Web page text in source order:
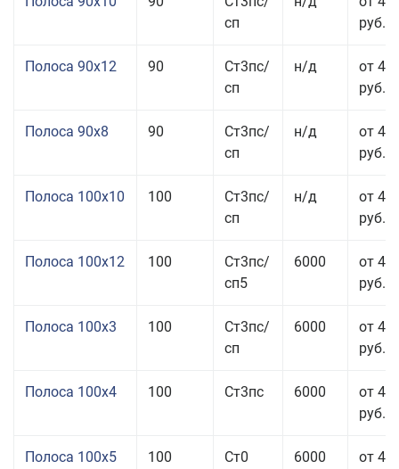
сп
руб.
Полоса 90x12 90
Ст3пс/
сп
н/д
от 42
руб.
Полоса 90x8 90
Ст3пс/
сп
н/д
от 42
руб.
Полоса 100x10 100
Ст3пс/
сп
н/д
от 41
руб.
Полоса 100x12 100
Ст3пс/
сп5
6000
от 45
руб.
Полоса 100x3 100
Ст3пс/
сп
6000
от 46
руб.
Полоса 100x4 100 Ст3пс 6000
от 46
руб.
Полоса 100x5 100 Ст0 6000
от 46